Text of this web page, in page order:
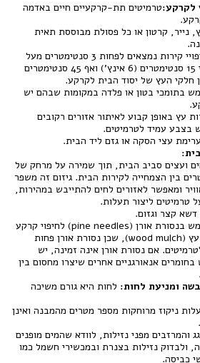
לקרקע:טרמיטים תת-קרקעיים חיים באדמה
נייר, קרטון או כל פסולת מבוססת תאית
יש לוודא שחיפויי קירות נמצאים לפחות 3 סנטימטרים מעל
הקרקע, ורצוי 15 סנטימטרים (6 אינץ') ואף 45 סנטימטרים
בתומכי בטון או פלדה במקומות שבהם יש
עץ באופן קבוע לאיתור אזורים רקובים
בצבע עמיד לטרמיטים.
עצי הסקה או גזם ליד הבית.
ועצים סביב הבית, תוך שמירה על מרחק של
בין הצמחייה לקירות הבית. גיזום זה משפר
ומאפשר לאזורים לחים להתייבש במהירות,
ליצור תעלות.
קצר וגזום.
מומלץ להשתמש בנסורת אורן (pine needles) לחיפוי קרקע
במקום שבבי עץ (wood mulch), שכן נסורת אורן פחות
אם נסורת אורן אינה זמינה, יש
אנאורגניים אחרים שיצרו מחסום בין
ומניעת לחות: לחות היא גורם משיכה
ניקוז מרוחקות מספר מטרים מהמבנה ואינן
והמרזבים מפני נזילות, לוודא שהמים מופנים
ולבדוק נזילות בצנרת ובמכשירי חשמל כמו
כביסה.